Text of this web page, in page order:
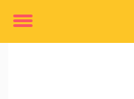
Toggle